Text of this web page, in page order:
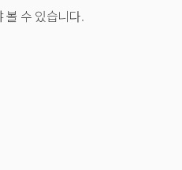
볼 수 있습니다.